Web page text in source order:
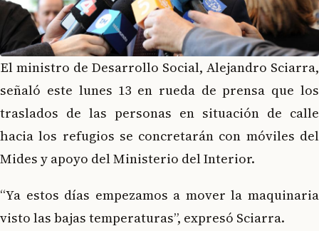
El ministro de Desarrollo Social, Alejandro Sciarra,
señaló este lunes 13 en rueda de prensa que los
traslados de las personas en situación de calle
hacia los refugios se concretarán con móviles del
Mides y apoyo del Ministerio del Interior.
“Ya estos días empezamos a mover la maquinaria
visto las bajas temperaturas”, expresó Sciarra.